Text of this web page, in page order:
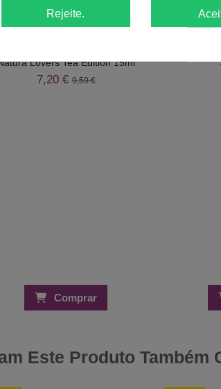
Lovers Tea Edition 15ml
7,20 €9,59 €
Comprar
-25%
Este Produto Também
Rejeite.